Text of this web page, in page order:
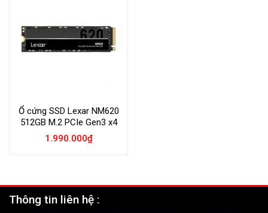
Ổ cứng SSD Lexar NM620
512GB M.2 PCIe Gen3 x4
1.990.000₫
Thông tin liên hệ :